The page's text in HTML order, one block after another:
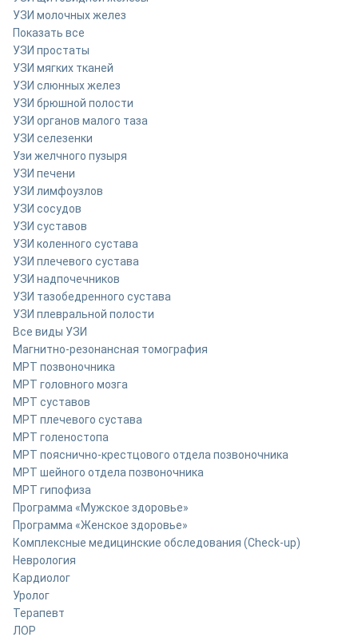
УЗИ молочных желез
Показать все
УЗИ простаты
УЗИ мягких тканей
УЗИ слюнных желез
УЗИ брюшной полости
УЗИ органов малого таза
УЗИ селезенки
Узи желчного пузыря
УЗИ печени
УЗИ лимфоузлов
УЗИ сосудов
УЗИ суставов
УЗИ коленного сустава
УЗИ плечевого сустава
УЗИ надпочечников
УЗИ тазобедренного сустава
УЗИ плевральной полости
Все виды УЗИ
Магнитно-резонансная томография
МРТ позвоночника
МРТ головного мозга
МРТ суставов
МРТ плечевого сустава
МРТ голеностопа
МРТ пояснично-крестцового отдела позвоночника
МРТ шейного отдела позвоночника
МРТ гипофиза
Программа «Мужское здоровье»
Программа «Женское здоровье»
Комплексные медицинские обследования (Check-up)
Неврология
Кардиолог
Уролог
Терапевт
ЛОР